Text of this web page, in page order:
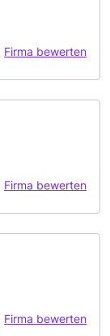
Firma bewerten
Firma bewerten
Firma bewerten